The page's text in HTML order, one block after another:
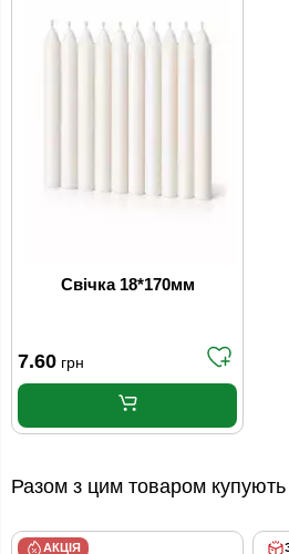
Свічка 18*170мм
7.60 грн
Разом з цим товаром купують
АКЦІЯ